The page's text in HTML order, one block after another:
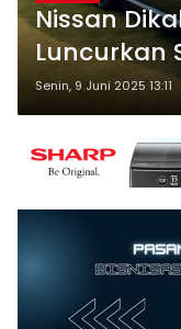
Nissan
Luncurkan
Buatan
Senin, 9 Juni 2025 13:11